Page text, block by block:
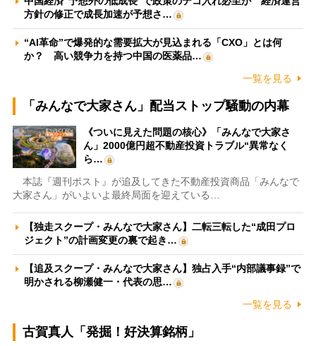
方針の修正で成長加速が予想さ…
“AI革命”で爆発的な需要拡大が見込まれる「CXO」とは何
か？ 高い競争力を持つ中国の医薬品…
一覧を見る
「みんなで大家さん」配当ストップ騒動の内幕
《ついに見えた問題の核心》「みんなで大家さ
ん」2000億円超不動産投資トラブル“異常なく
ら…
本誌『週刊ポスト』が追及してきた不動産投資商品「みんなで
大家さん」がいよいよ最終局面を迎えている…
【独走スクープ・みんなで大家さん】二転三転した“成田プロ
ジェクト”の計画変更の裏で起き…
【追及スクープ・みんなで大家さん】独占入手“内部議事録”で
明かされる柳瀬健一・代表の思…
一覧を見る
古賀真人「発掘！好決算銘柄」